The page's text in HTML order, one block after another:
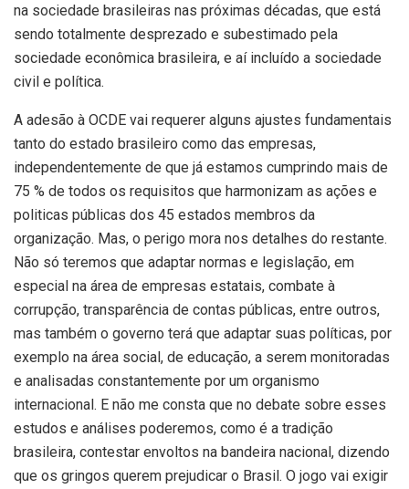
na sociedade brasileiras nas próximas décadas, que está
sendo totalmente desprezado e subestimado pela
sociedade econômica brasileira, e aí incluído a sociedade
civil e política.
A adesão à OCDE vai requerer alguns ajustes fundamentais
tanto do estado brasileiro como das empresas,
independentemente de que já estamos cumprindo mais de
75 % de todos os requisitos que harmonizam as ações e
politicas públicas dos 45 estados membros da
organização. Mas, o perigo mora nos detalhes do restante.
Não só teremos que adaptar normas e legislação, em
especial na área de empresas estatais, combate à
corrupção, transparência de contas públicas, entre outros,
mas também o governo terá que adaptar suas políticas, por
exemplo na área social, de educação, a serem monitoradas
e analisadas constantemente por um organismo
internacional. E não me consta que no debate sobre esses
estudos e análises poderemos, como é a tradição
brasileira, contestar envoltos na bandeira nacional, dizendo
que os gringos querem prejudicar o Brasil. O jogo vai exigir